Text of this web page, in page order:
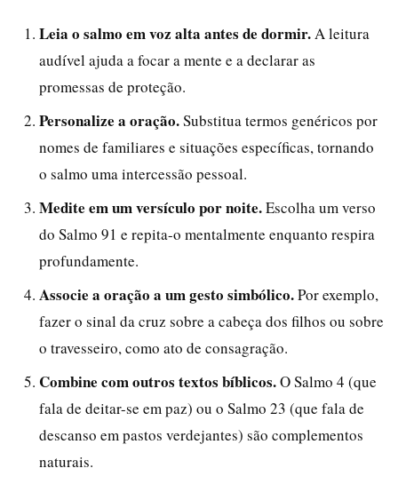
Leia o salmo em voz alta antes de dormir. A leitura
audível ajuda a focar a mente e a declarar as
promessas de proteção.
Personalize a oração.Substitua termos genéricos por
nomes de familiares e situações específicas, tornando
o salmo uma intercessão pessoal.
Medite em um versículo por noite.Escolha um verso
do Salmo 91 e repita-o mentalmente enquanto respira
profundamente.
Associe a oração a um gesto simbólico.Por exemplo,
fazer o sinal da cruz sobre a cabeça dos filhos ou sobre
o travesseiro, como ato de consagração.
Combine com outros textos bíblicos.O Salmo 4 (que
fala de deitar-se em paz) ou o Salmo 23 (que fala de
descanso em pastos verdejantes) são complementos
naturais.